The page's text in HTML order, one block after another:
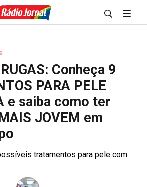
Conheça 9
PARA PELE
e saiba como ter
JOVEM em
tratamentos para pele com